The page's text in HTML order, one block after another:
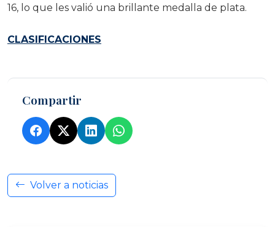
16, lo que les valió una brillante medalla de plata.
CLASIFICACIONES
Compartir
Volver a noticias